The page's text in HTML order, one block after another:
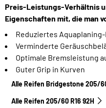
Preis-Leistungs-Verhältnis
Eigenschaften mit, die man
Reduziertes
Verminderte
Optimale Bremsleistung
Guter Grip in Kurven
Alle Reifen Bridgestone 205/
Alle Reifen‎ 205/60 R16 92H